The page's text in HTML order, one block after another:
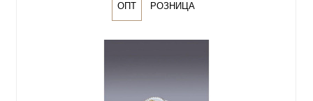
ОПТ РОЗНИЦА